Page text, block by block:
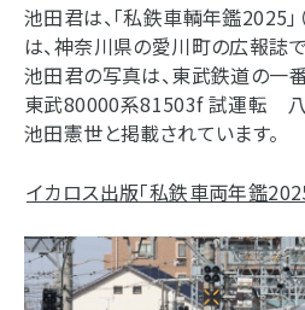
池田君は、「私鉄車輌年鑑2025」
は、神奈川県の愛川町の広報誌
池田君の写真は、東武鉄道の一
東武80000系81503f 試運転
池田憲世と掲載されています。
イカロス出版「私鉄車両年鑑